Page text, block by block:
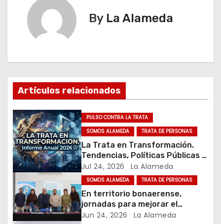
ó
n
d
e
e
n
By La Alameda
Artículos relacionados
PULSO CONTRA LA TRATA
SOMOS ALAMEDA
TRATA DE PERSONAS
La Trata en Transformación.
Tendencias, Políticas Públicas y
Nuevos Desafíos. Argentina y el
Mundo – Julio 2026
Jul 24, 2026 La Alameda
SOMOS ALAMEDA TRATA DE PERSONAS
En territorio bonaerense,
jornadas para mejorar el
cuidado en comunidad
Jun 24, 2026 La Alameda